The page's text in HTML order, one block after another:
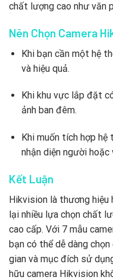
chất lượng cao như văn
Nên Chọn Camera
Khi bạn cần một hệ
và hiệu quả.
Khi khu vực lắp đặt
ảnh ban đêm.
Khi muốn tích hợp
nhận diện người
Kết Luận
Hikvision là thương hiệu
lại nhiều lựa chọn chất
cao cấp. Với 7 mẫu
bạn có thể dễ dàng
gian và mục đích sử
hữu camera Hikvision